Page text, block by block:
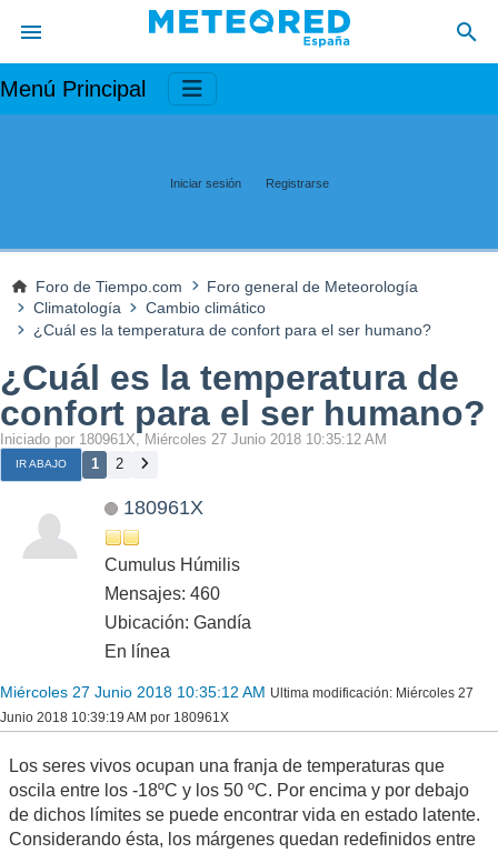
Menú Principal
Iniciar sesión Registrarse
Foro de Tiempo.com
Foro general de Meteorología
Climatología
Cambio climático
¿Cuál es la temperatura de confort para el ser humano?
¿Cuál es la temperatura de
confort para el ser humano?
Iniciado por 180961X, Miércoles 27 Junio 2018 10:35:12 AM
IR ABAJO 1 2
180961X
Cumulus Húmilis
Mensajes: 460
Ubicación: Gandía
En línea
Miércoles 27 Junio 2018 10:35:12 AM Ultima modificación: Miércoles 27
Junio 2018 10:39:19 AM por 180961X
Los seres vivos ocupan una franja de temperaturas que
oscila entre los -18ºC y los 50 ºC. Por encima y por debajo
de dichos límites se puede encontrar vida en estado latente.
Considerando ésta, los márgenes quedan redefinidos entre